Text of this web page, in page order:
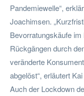
Pandemiewelle“,
Joachimsen.
Bevorratungskäufe
Rückgängen durch
veränderte
abgelöst“, erläutert
Auch der Lockdown